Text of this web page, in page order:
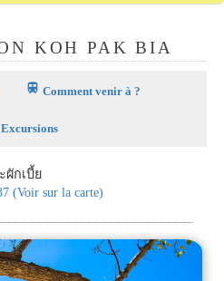
KOH PAK BIA
train Comment venir à ?
Excursions
ผักเบี้ย
(Voir sur la carte)